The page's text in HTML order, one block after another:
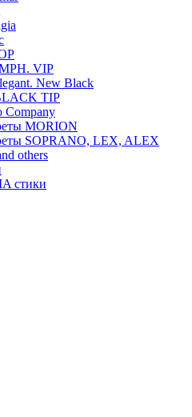
VIP
New Black
TIP
Company
MORION
SOPRANO, LEX, ALEX
others
стики